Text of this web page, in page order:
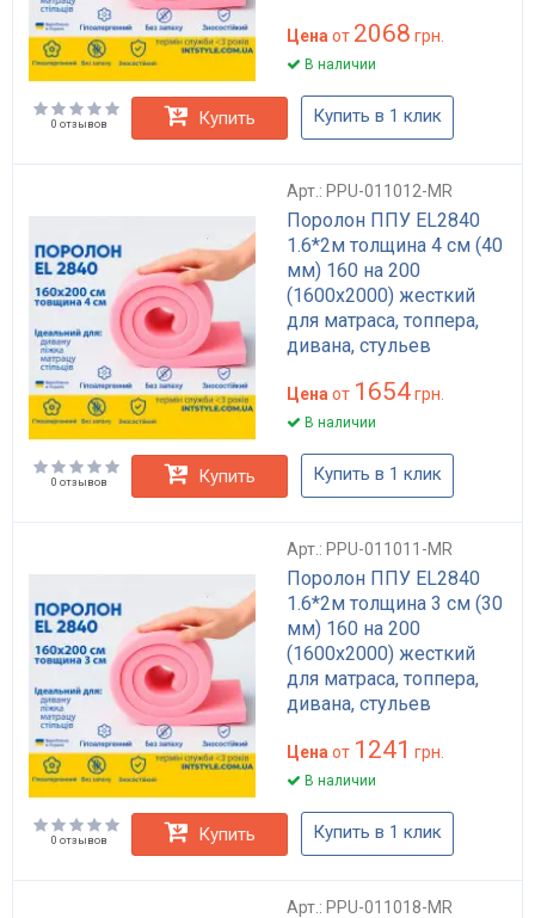
Цена от 2068 грн.
В наличии
0 отзывов Купить Купить в 1 клик
Арт.: PPU-011012-MR
Поролон ППУ EL2840
1.6*2м толщина 4 см (40
мм) 160 на 200
(1600х2000) жесткий
для матраса, топпера,
дивана, стульев
Цена от 1654грн.
В наличии
0 отзывов Купить Купить в 1 клик
Арт.: PPU-011011-MR
Поролон ППУ EL2840
1.6*2м толщина 3 см (30
мм) 160 на 200
(1600х2000) жесткий
для матраса, топпера,
дивана, стульев
Цена от 1241 грн.
В наличии
0 отзывов Купить Купить в 1 клик
Арт.: PPU-011018-MR